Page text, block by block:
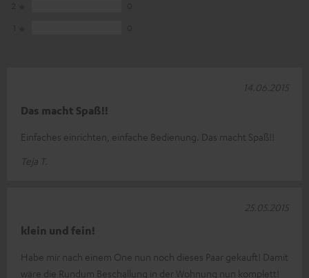
Das macht Spaß!!
Einfaches einrichten, einfache Bedienung. Das macht Spaß!!
Teja T.
14.06.2015
klein und fein!
Habe mir nach einem One nun noch dieses Paar gekauft! Damit
wäre die Rundum Beschallung in der Wohnung nun komplett!
25.05.2015